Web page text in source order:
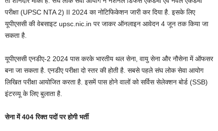
परीक्षा (UPSC NTA 2) II 2024 का नोटिफिकेशन जारी कर दिया है. इसके लिए
यूपीएससी की वेबसाइट upsc.nic.in पर जाकर ऑनलाइन आवेदन 4 जून तक किया जा
सकता है.
यूपीएससी एनडीए-2 2024 पास करके भारतीय थल सेना, वायु सेना और नौसेना में ऑफसर
बना जा सकता है. एनडीए परीक्षा दो स्तर की होती है. सबसे पहले संघ लोक सेवा आयोग
लिखित परीक्षा आयोजित करता है. इसमें पास होने वालों को सर्विस सेलेक्शन बोर्ड (SSB)
इंटरव्यू के लिए बुलाता है.
सेना में 404 रिक्त पदों पर होगी भर्ती